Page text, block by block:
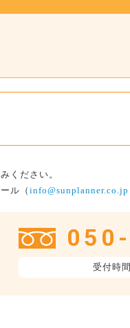
ください。
ル（info@sunplanner.co.jp
受付時